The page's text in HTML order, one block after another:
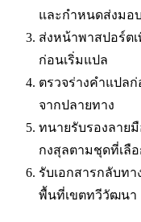
และกำหนดส่งมอบ
ส่งหน้าพาสปอร์ต
ก่อนเริ่มแปล
ตรวจร่างคำแปล
จากปลายทาง
ทนายรับรองลาย
กงสุลตามชุดที่เลื
รับเอกสารกลับท
พื้นที่เขตทวีวัฒนา